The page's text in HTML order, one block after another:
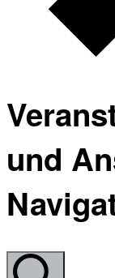
und